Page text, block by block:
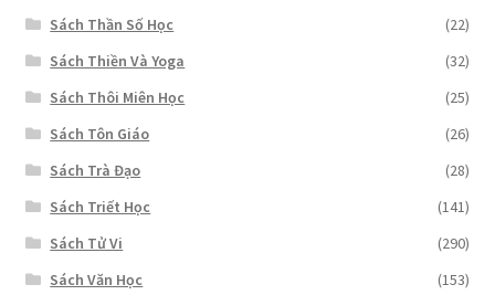
Sách Thần Số Học
(22)
Sách Thiền Và Yoga
(32)
Sách Thôi Miên Học
(25)
Sách Tôn Giáo
(26)
Sách Trà Đạo
(28)
Sách Triết Học
(141)
Sách Tử Vi
(290)
Sách Văn Học
(153)